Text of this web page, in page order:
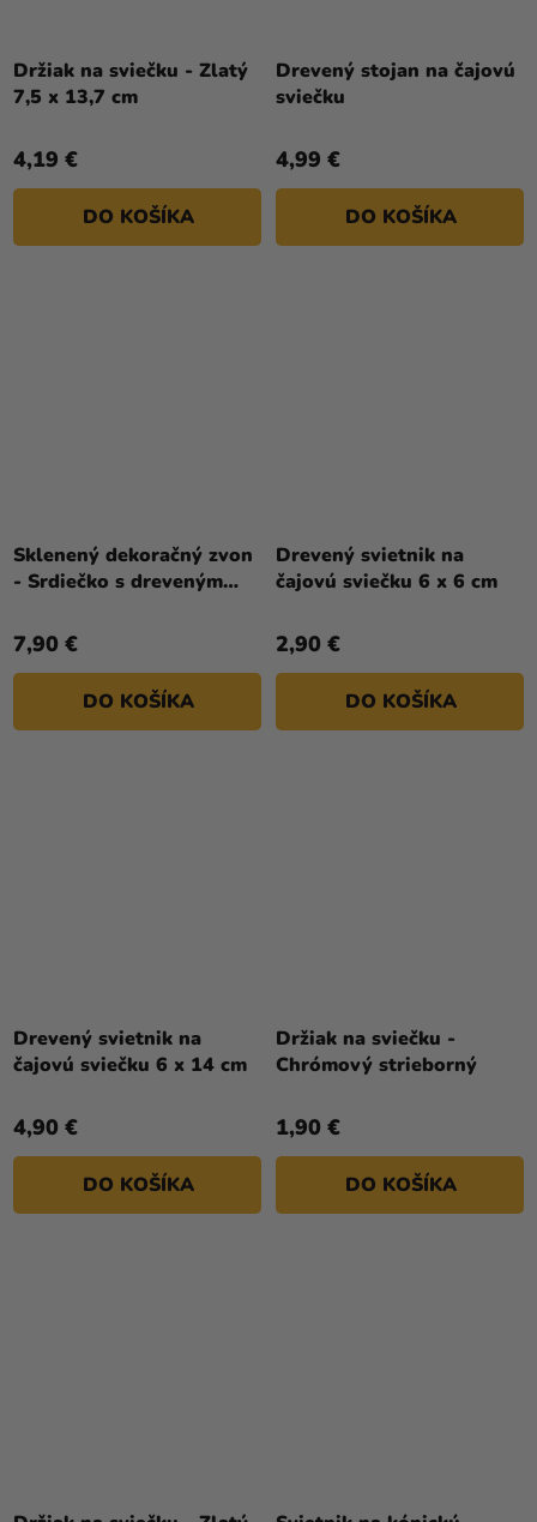
Držiak na sviečku - Zlatý
7,5 x 13,7 cm
4,19 €
DO KOŠÍKA
Drevený stojan na čajovú
sviečku
4,99 €
DO KOŠÍKA
Sklenený dekoračný zvon
- Srdiečko s dreveným
7,90 €
DO KOŠÍKA
Drevený svietnik na
čajovú sviečku 6 x 6 cm
2,90 €
DO KOŠÍKA
Drevený svietnik na
čajovú sviečku 6 x 14 cm
4,90 €
DO KOŠÍKA
Držiak na sviečku -
Chrómový strieborný
1,90 €
DO KOŠÍKA